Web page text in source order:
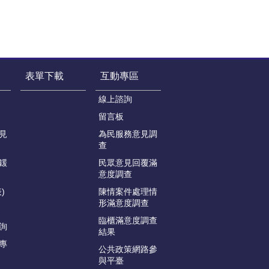
)
表單下載 互動專區
線上諮詢
留言板
為民服務意見調
查
民眾意見回覆滿
意度調查
陳情案件處理情
形滿意度調查
臨櫃滿意度調查
結果
公共政策網路參
與平臺